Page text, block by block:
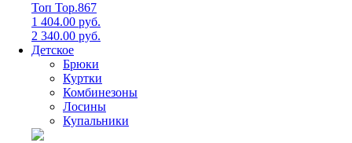
Топ Top.867
1 404.00 руб.
2 340.00 руб.
Детское
Брюки
Куртки
Комбинезоны
Лосины
Купальники